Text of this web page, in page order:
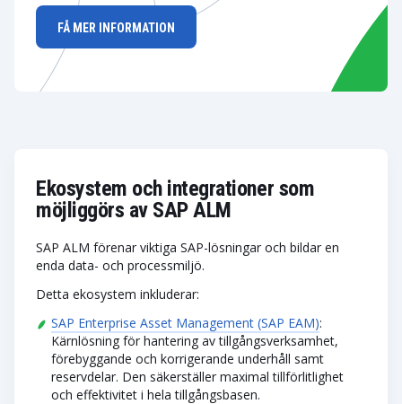
FÅ MER INFORMATION
Ekosystem och integrationer som
möjliggörs av SAP ALM
SAP ALM förenar viktiga SAP-lösningar och bildar en
enda data- och processmiljö.
Detta ekosystem inkluderar:
SAP Enterprise Asset Management (SAP EAM):
Kärnlösning för hantering av tillgångsverksamhet,
förebyggande och korrigerande underhåll samt
reservdelar. Den säkerställer maximal tillförlitlighet
och effektivitet i hela tillgångsbasen.